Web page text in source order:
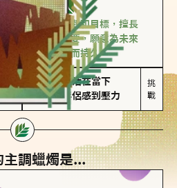
雪松、聖木
於共同的價值觀和目標，擅長
感情穩定最重要，願意為未來
愛情變得踏實而持久。
較難活在當下
易讓伴侶感到壓力
挑
戰
主調蠟燭是...